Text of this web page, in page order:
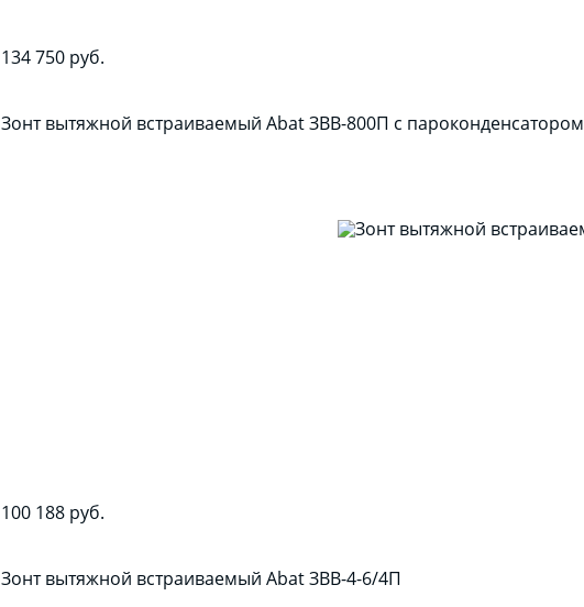
134 750 руб.
Зонт вытяжной встраиваемый Abat ЗВВ-800П с пароконденсатором
100 188 руб.
Зонт вытяжной встраиваемый Abat ЗВВ-4-6/4П